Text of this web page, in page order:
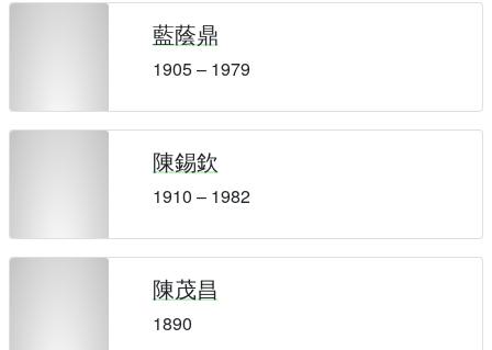
藍蔭鼎
1905 – 1979
陳錫欽
1910 – 1982
陳茂昌
1890